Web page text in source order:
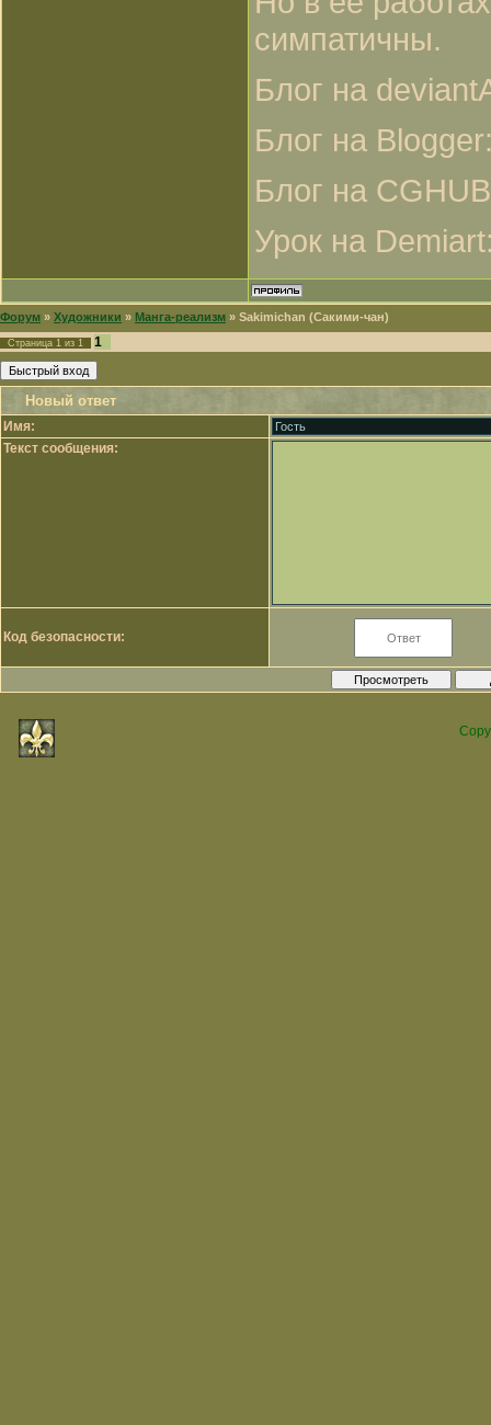
симпатичны.
Блог на
Блог на
Блог на
Урок на
Форум » Художники » Манга-реализм » Sakimichan (Сакими-чан)
Страница 1 из 1 1
Новый ответ
Имя:
Текст сообщения:
Код безопасности: